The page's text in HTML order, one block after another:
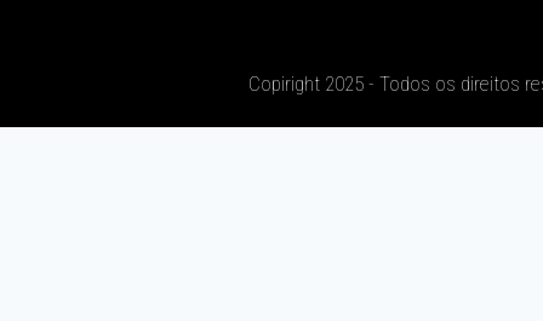
Copiright 2025 - Todos os direitos